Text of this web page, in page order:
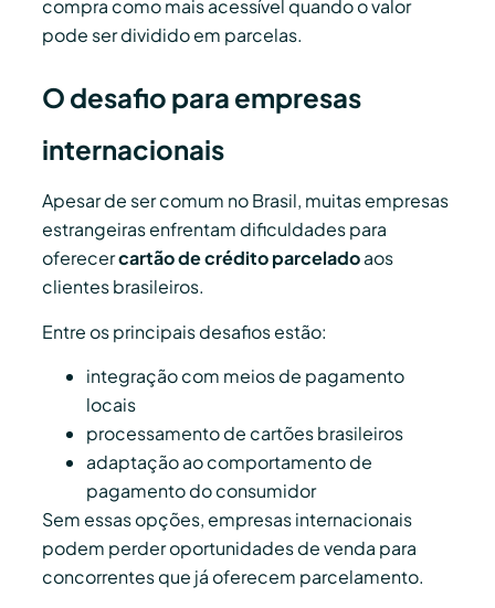
compra como mais acessível quando o valor
pode ser dividido em parcelas.
O desafio para empresas
internacionais
Apesar de ser comum no Brasil, muitas empresas
estrangeiras enfrentam dificuldades para
oferecercartão de crédito parceladoaos
clientes brasileiros.
Entre os principais desafios estão:
integração com meios de pagamento
locais
processamento de cartões brasileiros
adaptação ao comportamento de
pagamento do consumidor
Sem essas opções, empresas internacionais
podem perder oportunidades de venda para
concorrentes que já oferecem parcelamento.